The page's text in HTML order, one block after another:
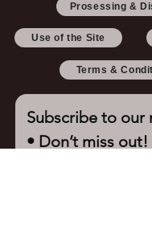
Prosessing &
Use of the Site
Terms &
Subscribe to our
• Don’t miss out!